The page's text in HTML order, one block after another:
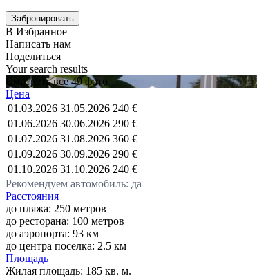
В Избранное
Написать нам
Поделиться
Your search results
Смотреть все 49 фото
Цена
01.03.2026 31.05.2026 240 €
01.06.2026 30.06.2026 290 €
01.07.2026 31.08.2026 360 €
01.09.2026 30.09.2026 290 €
01.10.2026 31.10.2026 240 €
Рекомендуем автомобиль: да
Расстояния
до пляжа: 250 метров
до ресторана: 100 метров
до аэропорта: 93 км
до центра поселка: 2.5 км
Площадь
Жилая площадь: 185 кв. м.